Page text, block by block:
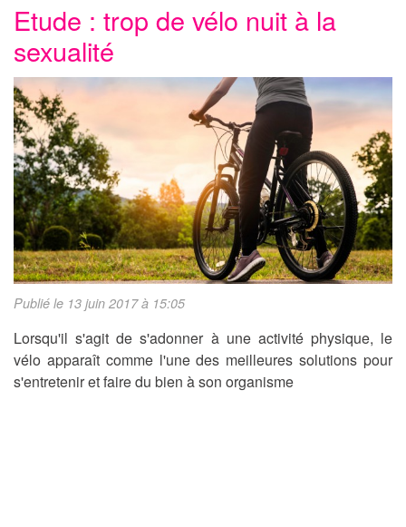
Etude : trop de vélo nuit à la
sexualité
Publié le 13 juin 2017 à 15:05
Lorsqu'il s'agit de s'adonner à une activité physique, le
vélo apparaît comme l'une des meilleures solutions pour
s'entretenir et faire du bien à son organisme